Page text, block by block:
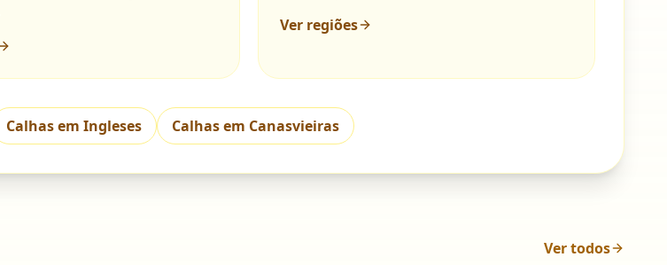
Ver regiões
Calhas em Ingleses Calhas em Canasvieiras
Ver todos